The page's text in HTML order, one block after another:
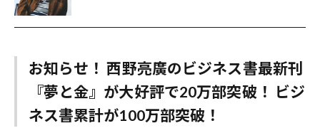
お知らせ！ 西野亮廣のビジネス書最新刊
『夢と金』が大好評で20万部突破！ ビジ
ネス書累計が100万部突破！